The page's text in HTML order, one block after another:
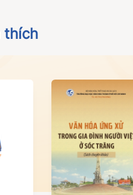
là một lát cắt chân thật, ảnh
thích